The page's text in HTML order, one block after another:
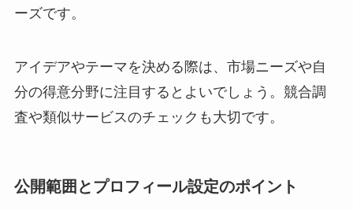
ーズです。
アイデアやテーマを決める際は、市場ニーズや自
分の得意分野に注目するとよいでしょう。競合調
査や類似サービスのチェックも大切です。
公開範囲とプロフィール設定のポイント